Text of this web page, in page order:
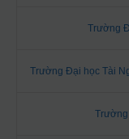
Trường
Trường Đại học Tài